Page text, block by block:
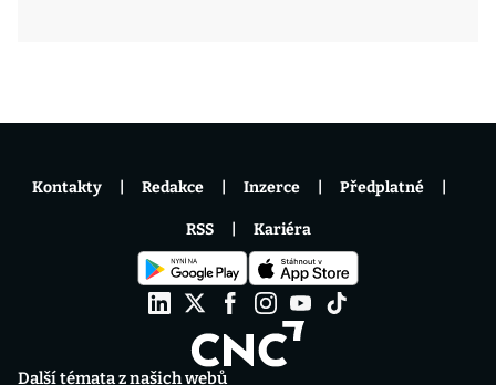
Další témata z našich webů
Kontakty Redakce Inzerce Předplatné
RSS Kariéra